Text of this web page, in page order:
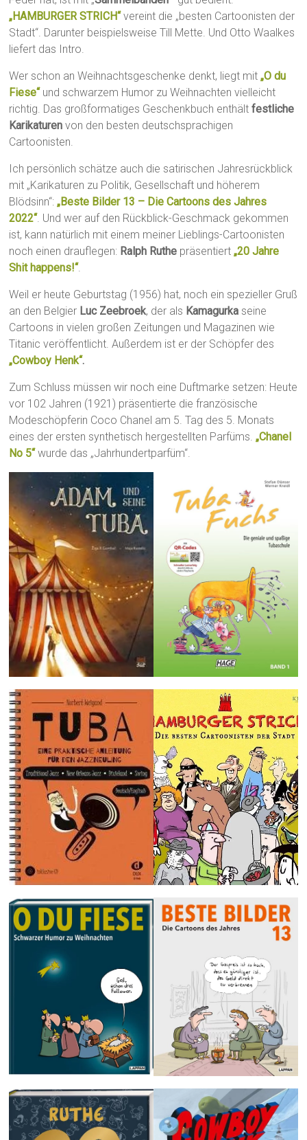
„HAMBURGER STRICH“vereint die „besten Cartoonisten der
Stadt“. Darunter beispielsweise Till Mette. Und Otto Waalkes
liefert das Intro.
Wer schon an Weihnachtsgeschenke denkt, liegt mit„O du
Fiese“und schwarzem Humor zu Weihnachten vielleicht
richtig. Das großformatiges Geschenkbuch enthältfestliche
Karikaturen von den besten deutschsprachigen
Cartoonisten.
Ich persönlich schätze auch die satirischen Jahresrückblick
mit „Karikaturen zu Politik, Gesellschaft und höherem
Blödsinn“:„Beste Bilder 13 – Die Cartoons des Jahres
2022“. Und wer auf den Rückblick-Geschmack gekommen
ist, kann natürlich mit einem meiner Lieblings-Cartoonisten
noch einen drauflegen: Ralph Ruthe präsentiert„20 Jahre
Shit happens!“.
Weil er heute Geburtstag (1956) hat, noch ein spezieller Gruß
an den Belgier Luc Zeebroek, der als Kamagurka seine
Cartoons in vielen großen Zeitungen und Magazinen wie
Titanic veröffentlicht. Außerdem ist er der Schöpfer des
„Cowboy Henk“.
Zum Schluss müssen wir noch eine Duftmarke setzen: Heute
vor 102 Jahren (1921) präsentierte die französische
Modeschöpferin Coco Chanel am 5. Tag des 5. Monats
eines der ersten synthetisch hergestellten Parfüms.„Chanel
No 5“wurde das „Jahrhundertparfüm“.